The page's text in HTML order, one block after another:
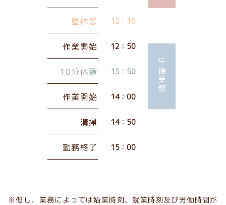
昼休憩 12：10
作業開始 12：50
10分休憩 13：50
作業開始 14：00
清掃 14：50
勤務終了 15：00
午後業務
※但し、業務によっては始業時刻、就業時刻及び労働時間が